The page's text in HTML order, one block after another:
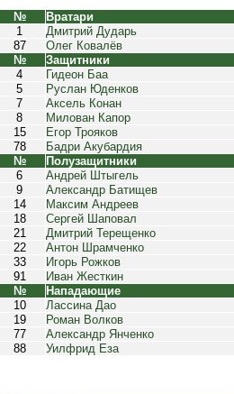
№
Вратари
1
Дмитрий Дударь
87
Олег Ковалёв
№
Защитники
4
Гидеон Баа
5
Руслан Юденков
7
Аксель Конан
8
Милован Капор
15
Егор Трояков
78
Бадри Акубардия
№
Полузащитники
6
Андрей Штыгель
9
Александр Батищев
14
Максим Андреев
18
Сергей Шаповал
21
Дмитрий Терещенко
22
Антон Шрамченко
33
Игорь Рожков
91
Иван Жесткин
№
Нападающие
10
Лассина Дао
19
Роман Волков
77
Александр Янченко
88
Уилфрид Еза